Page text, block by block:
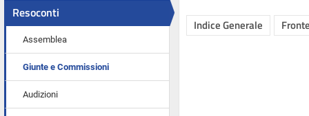
Resoconti
Assemblea
Giunte e Commissioni
Audizioni
Indice Generale